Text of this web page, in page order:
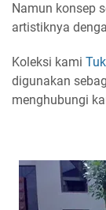
Namun konsep
artistiknya
Koleksi kami
digunakan
menghubungi